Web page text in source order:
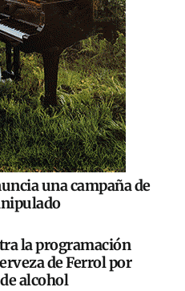
una campaña de
la programación
de Ferrol por
alcohol